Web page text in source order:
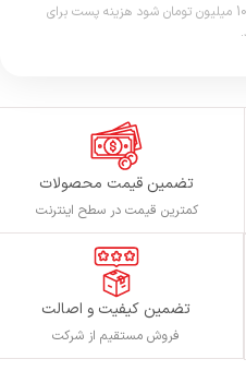
چنان چه جمع صورت حساب شما بالای 10 میلیون تومان شود هزینه پست برای
تضمین قیمت محصولات
کمترین قیمت در سطح اینترنت
تضمین کیفیت و اصالت
فروش مستقیم از شرکت